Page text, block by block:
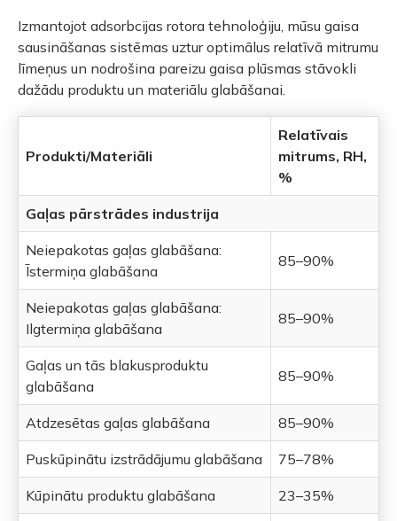
Izmantojot adsorbcijas rotora tehnoloģiju, mūsu gaisa
sausināšanas sistēmas uztur optimālus relatīvā mitrumu
līmeņus un nodrošina pareizu gaisa plūsmas stāvokli
dažādu produktu un materiālu glabāšanai.
Produkti/Materiāli
Relatīvais
mitrums, RH,
%
Gaļas pārstrādes industrija
Neiepakotas gaļas glabāšana:
Īstermiņa glabāšana
85–90%
Neiepakotas gaļas glabāšana:
Ilgtermiņa glabāšana
85–90%
Gaļas un tās blakusproduktu
glabāšana
85–90%
Atdzesētas gaļas glabāšana 85–90%
Puskūpinātu izstrādājumu glabāšana 75–78%
Kūpinātu produktu glabāšana 23–35%